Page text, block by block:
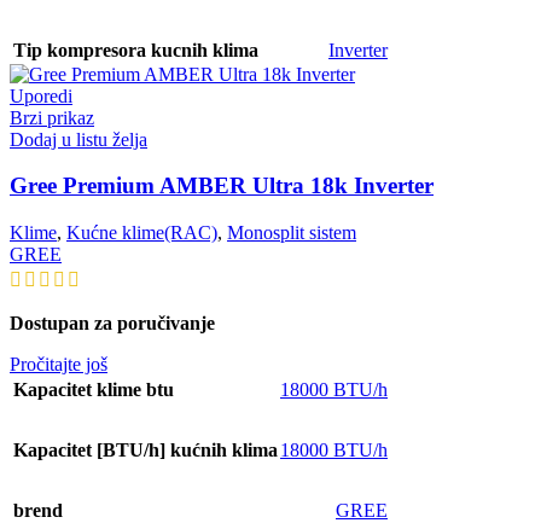
Tip kompresora kucnih klima Inverter
Uporedi
Brzi prikaz
Dodaj u listu želja
Gree Premium AMBER Ultra 18k Inverter
Klime, Kućne klime(RAC), Monosplit sistem
GREE
Dostupan za poručivanje
Pročitajte još
Kapacitet klime btu
18000 BTU/h
Kapacitet [BTU/h] kućnih klima 18000 BTU/h
brend GREE